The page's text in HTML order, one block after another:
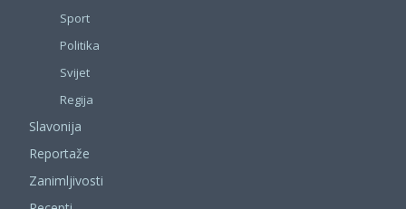
Sport
Politika
Svijet
Regija
Slavonija
Reportaže
Zanimljivosti